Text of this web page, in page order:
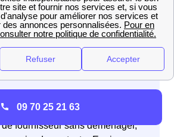
Clients Résiliation TSA
LANNION Cedex 📌
fournisseur sans déménager,
09 70 25 21 63